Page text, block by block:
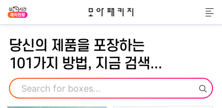
모아패키지
메
당신의 제품을 포장하는
101가지 방법, 지금 검색...
검색